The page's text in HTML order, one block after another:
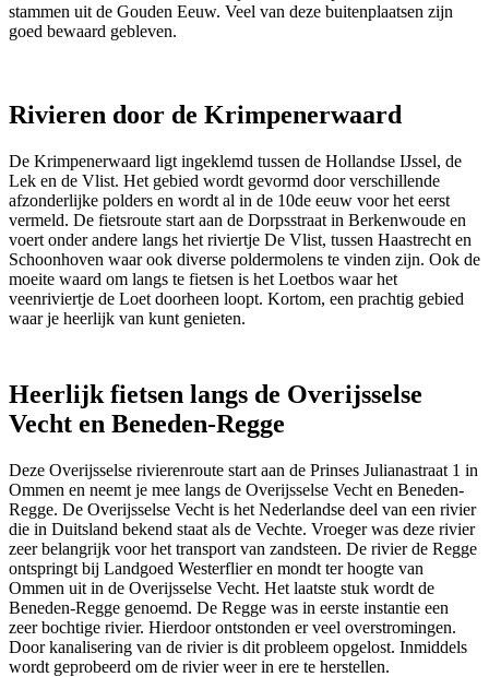
stammen uit de Gouden Eeuw. Veel van deze buitenplaatsen zijn
goed bewaard gebleven.
Rivieren door de Krimpenerwaard
De Krimpenerwaard ligt ingeklemd tussen de Hollandse IJssel, de
Lek en de Vlist. Het gebied wordt gevormd door verschillende
afzonderlijke polders en wordt al in de 10de eeuw voor het eerst
vermeld. De fietsroute start aan de Dorpsstraat in Berkenwoude en
voert onder andere langs het riviertje De Vlist, tussen Haastrecht en
Schoonhoven waar ook diverse poldermolens te vinden zijn. Ook de
moeite waard om langs te fietsen is het Loetbos waar het
veenriviertje de Loet doorheen loopt. Kortom, een prachtig gebied
waar je heerlijk van kunt genieten.
Heerlijk fietsen langs de Overijsselse
Vecht en Beneden-Regge
Deze Overijsselse rivierenroute start aan de Prinses Julianastraat 1 in
Ommen en neemt je mee langs de Overijsselse Vecht en Beneden-
Regge. De Overijsselse Vecht is het Nederlandse deel van een rivier
die in Duitsland bekend staat als de Vechte. Vroeger was deze rivier
zeer belangrijk voor het transport van zandsteen. De rivier de Regge
ontspringt bij Landgoed Westerflier en mondt ter hoogte van
Ommen uit in de Overijsselse Vecht. Het laatste stuk wordt de
Beneden-Regge genoemd. De Regge was in eerste instantie een
zeer bochtige rivier. Hierdoor ontstonden er veel overstromingen.
Door kanalisering van de rivier is dit probleem opgelost. Inmiddels
wordt geprobeerd om de rivier weer in ere te herstellen.